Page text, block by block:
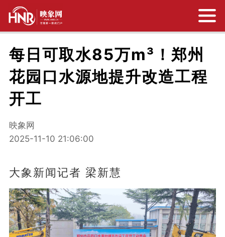
每日可取水85万m³！郑州
花园口水源地提升改造工程
开工
映象网
2025-11-10 21:06:00
大象新闻记者 梁新慧